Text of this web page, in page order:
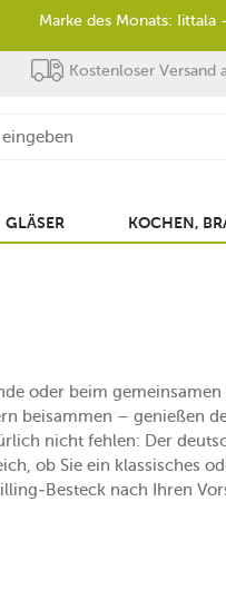
Kostenloser Versand
GLÄSER KOCHEN,
oder beim gemeinsamen
beisammen – genießen
nicht fehlen: Der
ob Sie ein klassisches
Besteck nach Ihren
Marke des Monats: Iittala